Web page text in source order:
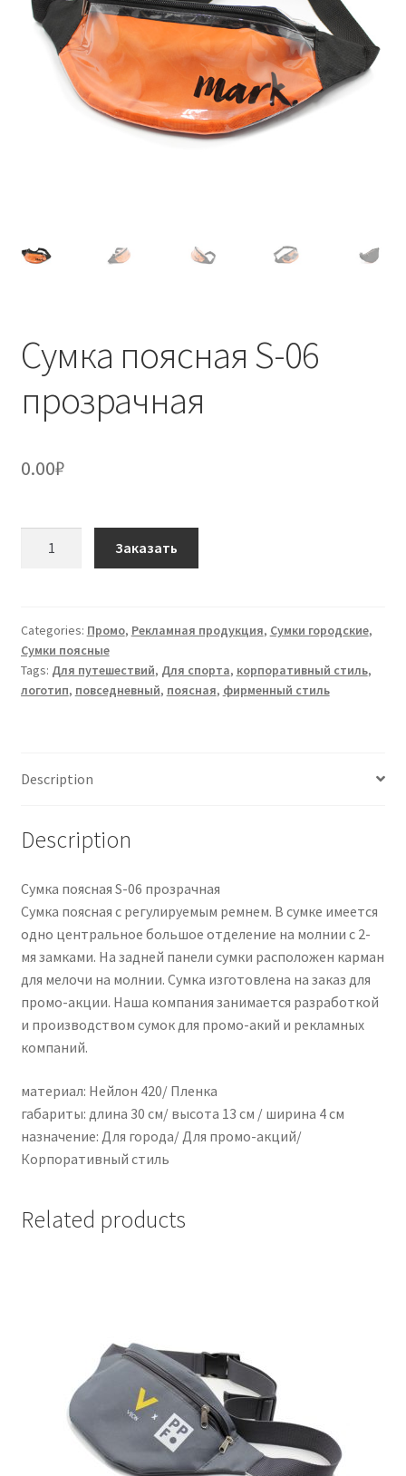
Сумка поясная S-06
прозрачная
0.00₽
прозрачная
quantity
Заказать
Categories: Промо, Рекламная продукция, Сумки городские,
Сумки поясные
Tags: Для путешествий, Для спорта, корпоративный стиль,
логотип, повседневный, поясная, фирменный стиль
Description
Description
Сумка поясная S-06 прозрачная
Сумка поясная с регулируемым ремнем. В сумке имеется
одно центральное большое отделение на молнии с 2-
мя замками. На задней панели сумки расположен карман
для мелочи на молнии. Сумка изготовлена на заказ для
промо-акции. Наша компания занимается разработкой
и производством сумок для промо-акий и рекламных
компаний.
материал: Нейлон 420/ Пленка
габариты: длина 30 см/ высота 13 см / ширина 4 см
назначение: Для города/ Для промо-акций/
Корпоративный стиль
Related products